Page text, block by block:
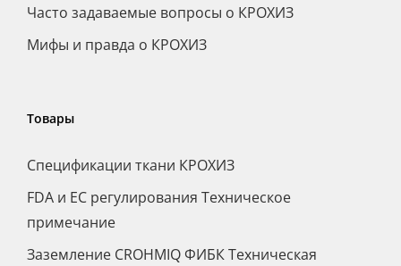
Часто задаваемые вопросы о КРОХИЗ
Мифы и правда о КРОХИЗ
Товары
Спецификации ткани КРОХИЗ
FDA и ЕС регулирования Техническое
примечание
Заземление CROHMIQ ФИБК Техническая